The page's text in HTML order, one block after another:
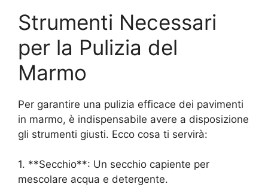
Strumenti Necessari
per la Pulizia del
Marmo
Per garantire una pulizia efficace dei pavimenti
in marmo, è indispensabile avere a disposizione
gli strumenti giusti. Ecco cosa ti servirà:
1. **Secchio**: Un secchio capiente per
mescolare acqua e detergente.